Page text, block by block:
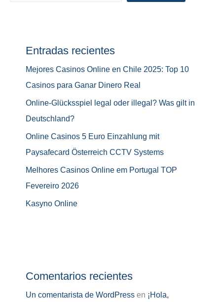
Entradas recientes
Mejores Casinos Online en Chile 2025: Top 10
Casinos para Ganar Dinero Real
Online-Glücksspiel legal oder illegal? Was gilt in
Deutschland?
Online Casinos 5 Euro Einzahlung mit
Paysafecard Österreich CCTV Systems
Melhores Casinos Online em Portugal TOP
Fevereiro 2026
Kasyno Online
Comentarios recientes
Un comentarista de WordPress en ¡Hola,